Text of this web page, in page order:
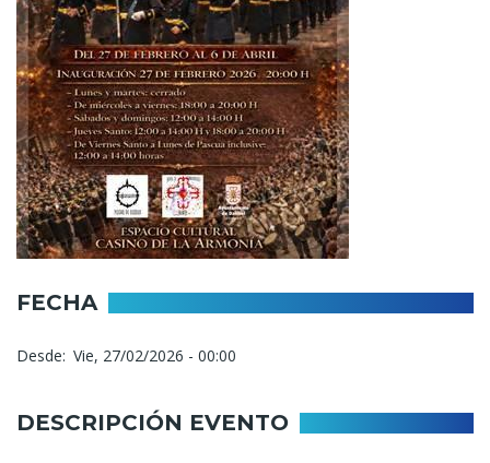
FECHA
Desde Vie, 27/02/2026 - 00:00
DESCRIPCIÓN EVENTO